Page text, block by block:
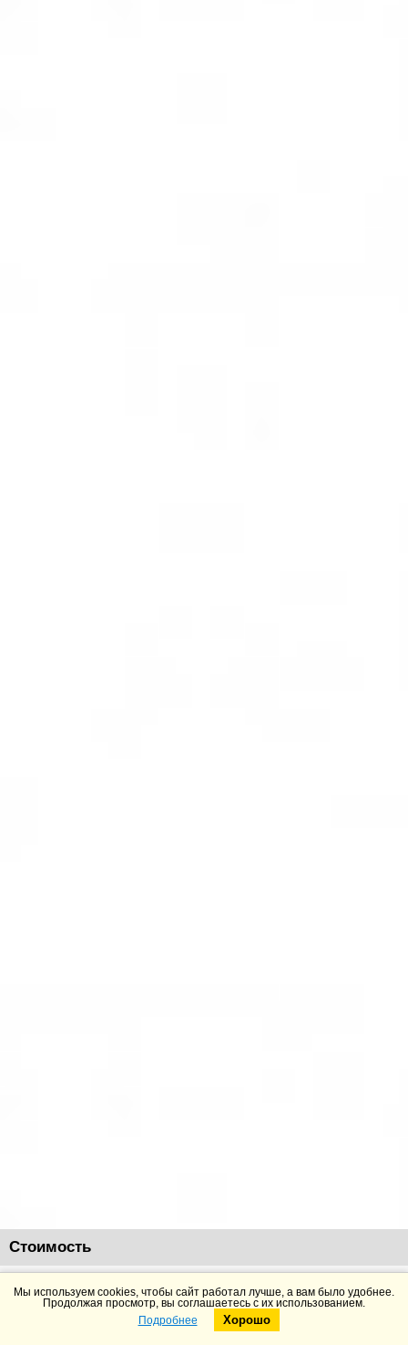
Стоимость
4480 руб. Добавить в корзину Подробнее
Telegram
Мы используем cookies, чтобы сайт работал лучше, а вам было удобнее.
Продолжая просмотр, вы соглашаетесь с их использованием.
Подробнее
Хорошо